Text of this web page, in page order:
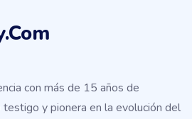
con más de 15 años de
testigo y pionera en la evolución del